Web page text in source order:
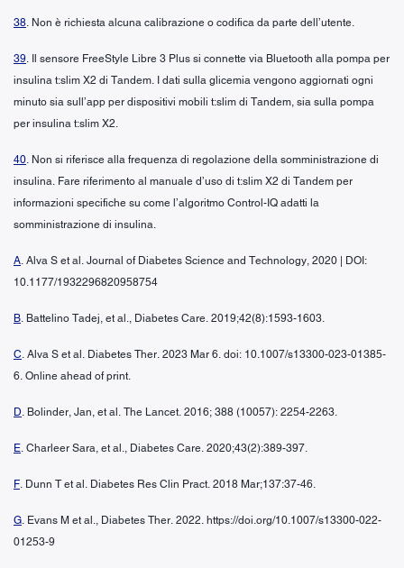
38. Non è richiesta alcuna calibrazione o codifica da parte dell’utente.
39. Il sensore FreeStyle Libre 3 Plus si connette via Bluetooth alla pompa per
insulina t:slim X2 di Tandem. I dati sulla glicemia vengono aggiornati ogni
minuto sia sull’app per dispositivi mobili t:slim di Tandem, sia sulla pompa
per insulina t:slim X2.
40. Non si riferisce alla frequenza di regolazione della somministrazione di
insulina. Fare riferimento al manuale d’uso di t:slim X2 di Tandem per
informazioni specifiche su come l’algoritmo Control-IQ adatti la
somministrazione di insulina.
A. Alva S et al. Journal of Diabetes Science and Technology, 2020 | DOI:
10.1177/1932296820958754
B. Battelino Tadej, et al., Diabetes Care. 2019;42(8):1593-1603.
C. Alva S et al. Diabetes Ther. 2023 Mar 6. doi: 10.1007/s13300-023-01385-
6. Online ahead of print.
D. Bolinder, Jan, et al. The Lancet. 2016; 388 (10057): 2254-2263.
E. Charleer Sara, et al., Diabetes Care. 2020;43(2):389-397.
F. Dunn T et al. Diabetes Res Clin Pract. 2018 Mar;137:37-46.
G. Evans M et al., Diabetes Ther. 2022. https://doi.org/10.1007/s13300-022-
01253-9